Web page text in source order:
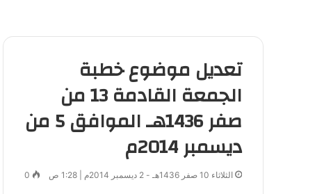
تعديل موضوع خطبة
الجمعة القادمة 13 من
صفر 1436هـ الموافق 5 من
ديسمبر 2014م
الثلاثاء 10 صفر 1436هـ - 2 ديسمبر 2014م | 1:28 ص 0